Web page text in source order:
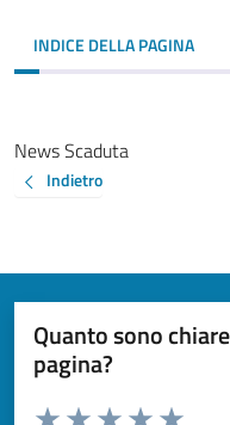
INDICE DELLA PAGINA
News Scaduta
Indietro
Quanto sono
pagina?
Valuta da 1 a 5 stelle la pagina